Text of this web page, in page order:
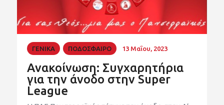
ΓΕΝΙΚΑ ΠΟΔΟΣΦΑΙΡΟ 13 Μαΐου, 2023
Ανακοίνωση: Συγχαρητήρια
για την άνοδο στην Super
League